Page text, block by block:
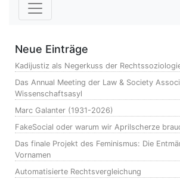
Neue Einträge
Kadijustiz als Negerkuss der
Das Annual Meeting der Law & Society
Wissenschaftsasyl
Marc Galanter (1931-2026)
FakeSocial oder warum wir Aprilscherze
Das finale Projekt des Feminismus: Die
Vornamen
Automatisierte Rechtsvergleichung